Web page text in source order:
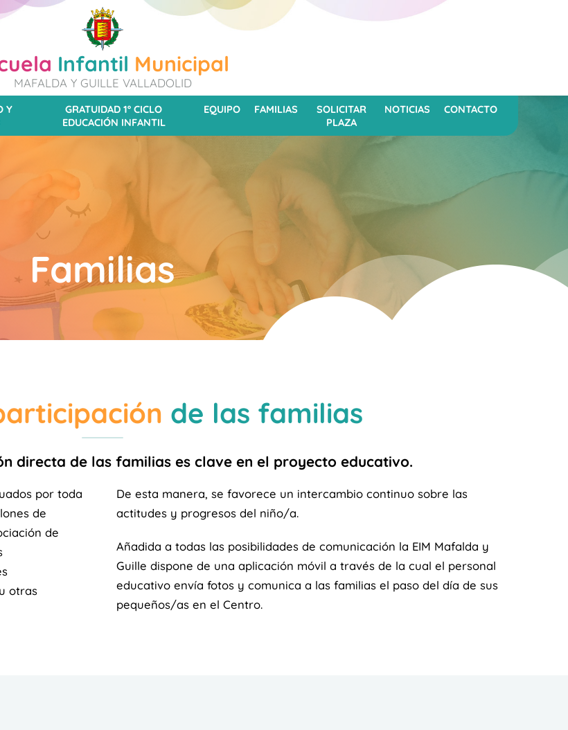
Infantil Municipal
MAFALDA Y GUILLE VALLADOLID
Y
GRATUIDAD 1º CICLO
EDUCACIÓN INFANTIL
EQUIPO FAMILIAS
SOLICITAR
PLAZA
NOTICIAS CONTACTO
Familias
de las familias
directa de las familias es clave en el proyecto educativo.
por toda
de
de
otras
De esta manera, se favorece un intercambio continuo sobre las
actitudes y progresos del niño/a.
Añadida a todas las posibilidades de comunicación la EIM Mafalda y
Guille dispone de una aplicación móvil a través de la cual el personal
educativo envía fotos y comunica a las familias el paso del día de sus
pequeños/as en el Centro.